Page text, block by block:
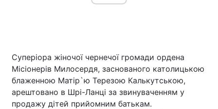
Суперіора жіночої чернечої громади ордена
Місіонерів Милосердя, заснованого католицькою
блаженною Матір`ю Терезою Калькутською,
арештовано в Шрі-Ланці за звинуваченням у
продажу дітей прийомним батькам.